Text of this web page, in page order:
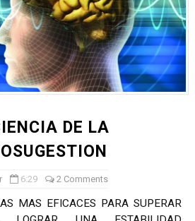
DE LA
6:29 2 Comments
MAS EFICACES PARA SUPERAR